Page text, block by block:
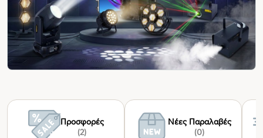
Προσφορές
(2)
Νέες Παραλαβές
(0)